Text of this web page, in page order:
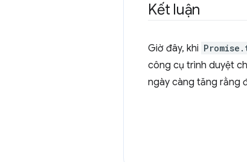
Kết luận
Giờ đây, khi
công cụ trình duyệt
ngày càng tăng rằng